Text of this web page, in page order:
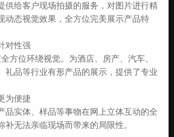
供给客户现场拍摄的服务，对图片进行精
动态视觉效果，全方位完美展示产品特
对性强
方位环绕视觉。为酒店、房产、汽车、
礼品等行业有形产品的展示，提供了专业
为便捷
品实体、样品等事物在网上立体互动的全
补无法亲临现场而带来的局限性。